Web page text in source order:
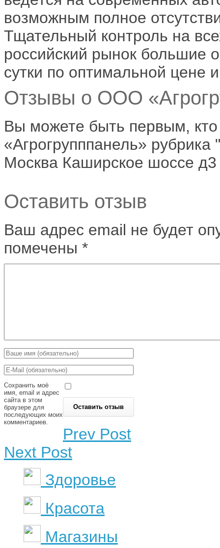
возможным полное
Тщательный контроль на
российский рынок большие
сутки по оптимальной цене
Отзывы о ООО
Вы можете быть первым,
«Агрогрупппанель» рубрика
Москва Каширское шоссе
Оставить отзыв
Ваш адрес email не будет
помечены *
Сохранить моё
имя, email и адрес
сайта в этом
браузере для
последующих моих
комментариев.
Prev Post
Next Post
Здоровье
Красота
Магазины